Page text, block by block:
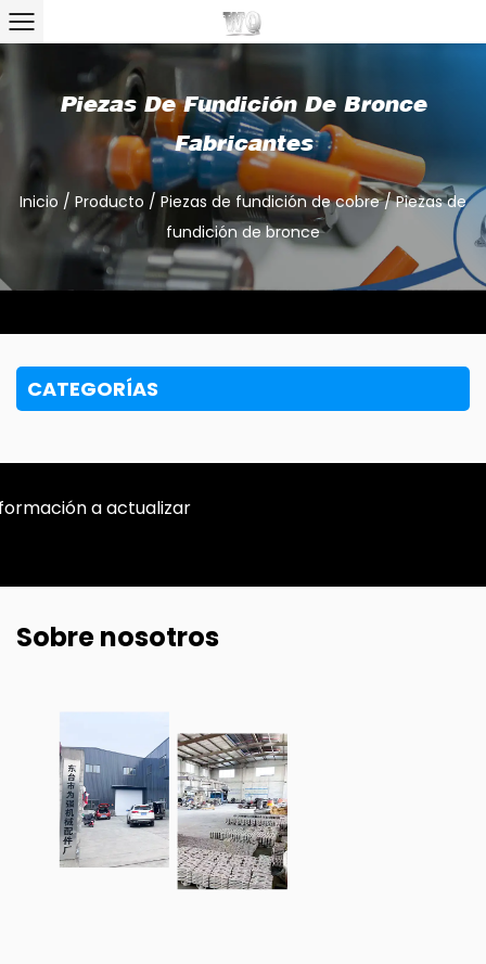
Piezas De Fundición De Bronce
Fabricantes
Inicio / Producto / Piezas de fundición de cobre/Piezas de
fundición de bronce
CATEGORÍAS
a actualizar
Sobre nosotros